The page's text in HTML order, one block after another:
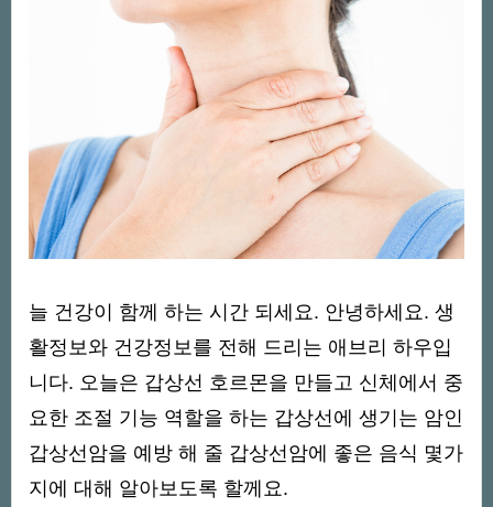
늘 건강이 함께 하는 시간 되세요. 안녕하세요. 생
활정보와 건강정보를 전해 드리는 애브리 하우입
니다. 오늘은 갑상선 호르몬을 만들고 신체에서 중
요한 조절 기능 역할을 하는 갑상선에 생기는 암인
갑상선암을 예방 해 줄 갑상선암에 좋은 음식 몇가
지에 대해 알아보도록 할께요.